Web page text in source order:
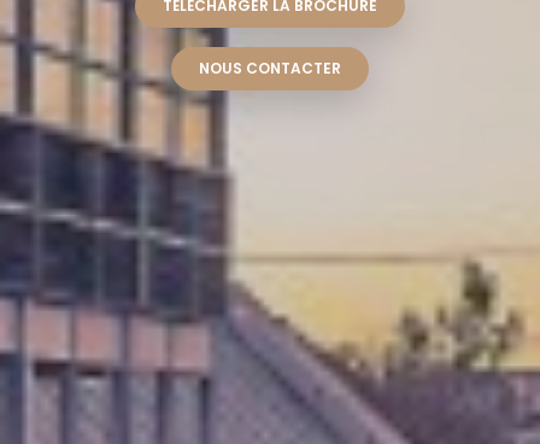
TÉLÉCHARGER LA BROCHURE
NOUS CONTACTER